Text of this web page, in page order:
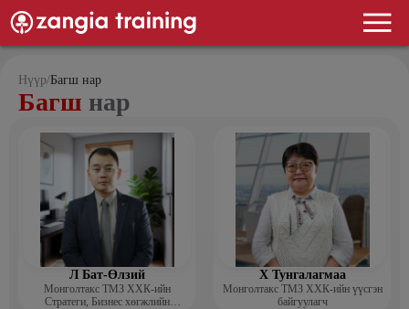
Нүүр/Багш нар
Багш нар
Л Бат-Өлзий
Монголтакс ТМЗ ХХК-ийн
Стратеги, Бизнес хөгжлийн
Х Тунгалагмаа
Монголтакс ТМЗ ХХК-ийн үүсгэн
байгуулагч